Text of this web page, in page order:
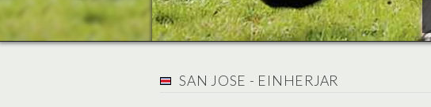
SAN JOSE - EINHERJAR